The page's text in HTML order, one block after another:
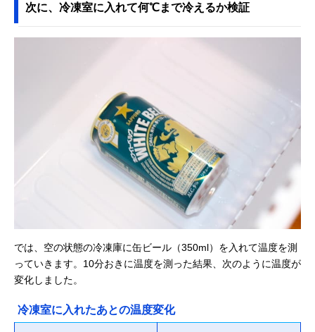
次に、冷凍室に入れて何℃まで冷えるか検証
では、空の状態の冷凍庫に缶ビール（350ml）を入れて温度を測
っていきます。10分おきに温度を測った結果、次のように温度が
変化しました。
冷凍室に入れたあとの温度変化